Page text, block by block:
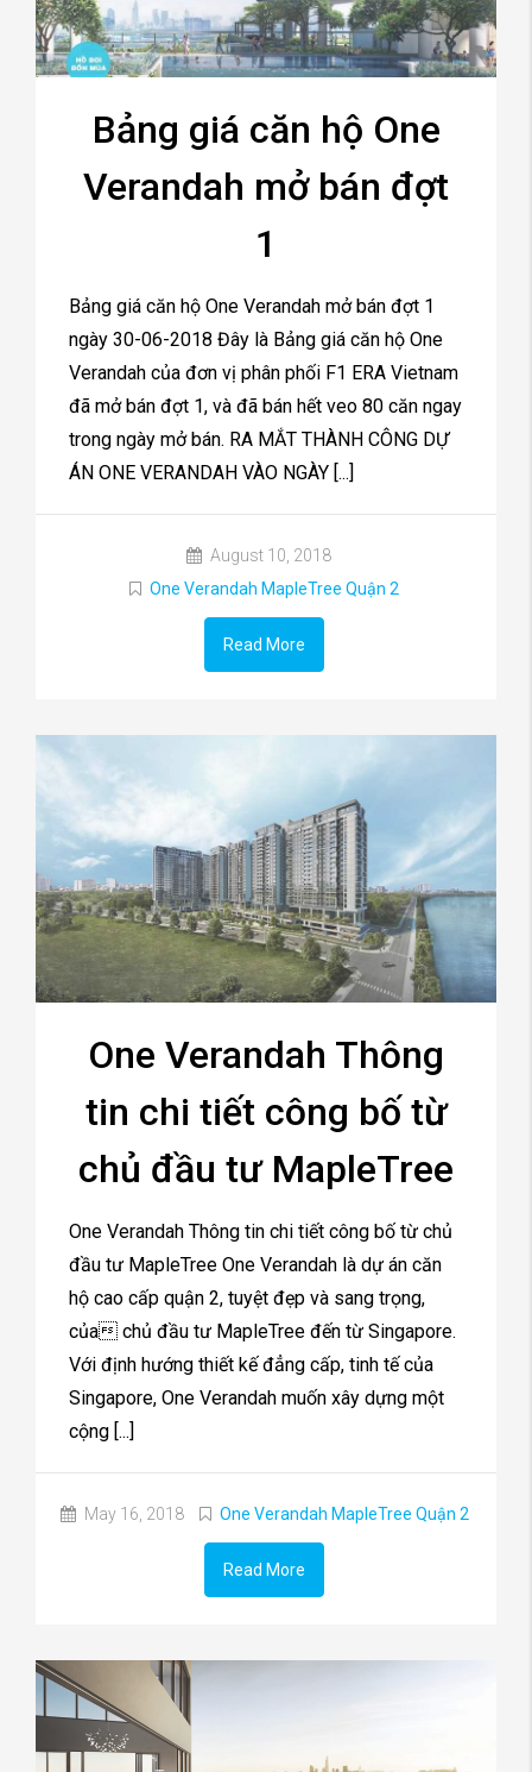
Bảng giá căn hộ One
Verandah mở bán đợt
1
Bảng giá căn hộ One Verandah mở bán đợt 1
ngày 30-06-2018 Đây là Bảng giá căn hộ One
Verandah của đơn vị phân phối F1 ERA Vietnam
đã mở bán đợt 1, và đã bán hết veo 80 căn ngay
trong ngày mở bán. RA MẮT THÀNH CÔNG DỰ
ÁN ONE VERANDAH VÀO NGÀY [...]
August 10, 2018
One Verandah MapleTree Quận 2
Read More
One Verandah Thông
tin chi tiết công bố từ
chủ đầu tư MapleTree
One Verandah Thông tin chi tiết công bố từ chủ
đầu tư MapleTree One Verandah là dự án căn
hộ cao cấp quận 2, tuyệt đẹp và sang trọng,
của chủ đầu tư MapleTree đến từ Singapore.
Với định hướng thiết kế đẳng cấp, tinh tế của
Singapore, One Verandah muốn xây dựng một
cộng [...]
May 16, 2018 One Verandah MapleTree Quận 2
Read More